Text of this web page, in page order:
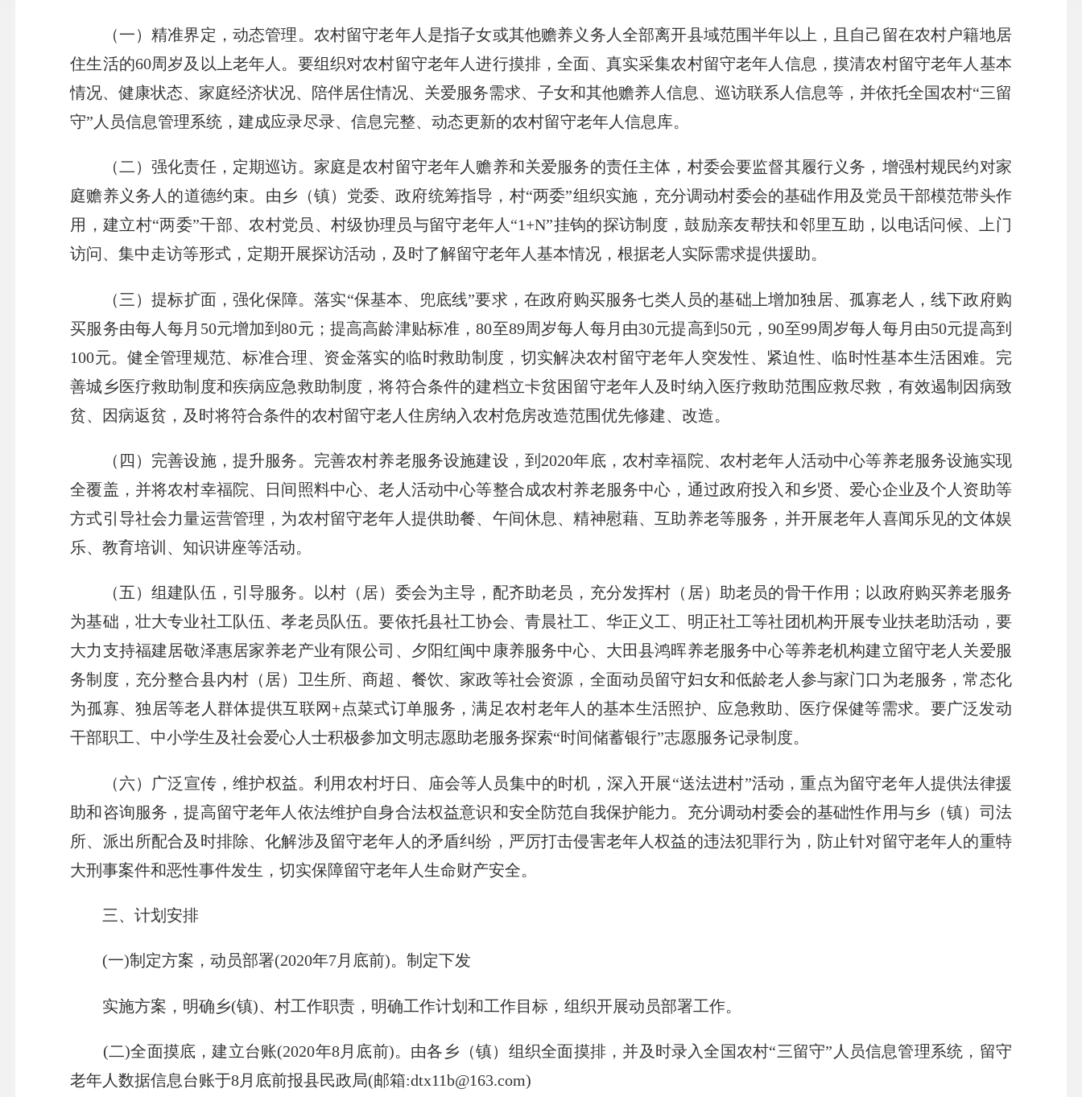
（一）精准界定，动态管理。农村留守老年人是指子女或其他赡养义务人全部离开县域范围半年以上，且自己留在农村户籍地居
住生活的60周岁及以上老年人。要组织对农村留守老年人进行摸排，全面、真实采集农村留守老年人信息，摸清农村留守老年人基本
情况、健康状态、家庭经济状况、陪伴居住情况、关爱服务需求、子女和其他赡养人信息、巡访联系人信息等，并依托全国农村“三留
守”人员信息管理系统，建成应录尽录、信息完整、动态更新的农村留守老年人信息库。
（二）强化责任，定期巡访。家庭是农村留守老年人赡养和关爱服务的责任主体，村委会要监督其履行义务，增强村规民约对家
庭赡养义务人的道德约束。由乡（镇）党委、政府统筹指导，村“两委”组织实施，充分调动村委会的基础作用及党员干部模范带头作
用，建立村“两委”干部、农村党员、村级协理员与留守老年人“1+N”挂钩的探访制度，鼓励亲友帮扶和邻里互助，以电话问候、上门
访问、集中走访等形式，定期开展探访活动，及时了解留守老年人基本情况，根据老人实际需求提供援助。
（三）提标扩面，强化保障。落实“保基本、兜底线”要求，在政府购买服务七类人员的基础上增加独居、孤寡老人，线下政府购
买服务由每人每月50元增加到80元；提高高龄津贴标准，80至89周岁每人每月由30元提高到50元，90至99周岁每人每月由50元提高到
100元。健全管理规范、标准合理、资金落实的临时救助制度，切实解决农村留守老年人突发性、紧迫性、临时性基本生活困难。完
善城乡医疗救助制度和疾病应急救助制度，将符合条件的建档立卡贫困留守老年人及时纳入医疗救助范围应救尽救，有效遏制因病致
贫、因病返贫，及时将符合条件的农村留守老人住房纳入农村危房改造范围优先修建、改造。
（四）完善设施，提升服务。完善农村养老服务设施建设，到2020年底，农村幸福院、农村老年人活动中心等养老服务设施实现
全覆盖，并将农村幸福院、日间照料中心、老人活动中心等整合成农村养老服务中心，通过政府投入和乡贤、爱心企业及个人资助等
方式引导社会力量运营管理，为农村留守老年人提供助餐、午间休息、精神慰藉、互助养老等服务，并开展老年人喜闻乐见的文体娱
乐、教育培训、知识讲座等活动。
（五）组建队伍，引导服务。以村（居）委会为主导，配齐助老员，充分发挥村（居）助老员的骨干作用；以政府购买养老服务
为基础，壮大专业社工队伍、孝老员队伍。要依托县社工协会、青晨社工、华正义工、明正社工等社团机构开展专业扶老助活动，要
大力支持福建居敬泽惠居家养老产业有限公司、夕阳红闽中康养服务中心、大田县鸿晖养老服务中心等养老机构建立留守老人关爱服
务制度，充分整合县内村（居）卫生所、商超、餐饮、家政等社会资源，全面动员留守妇女和低龄老人参与家门口为老服务，常态化
为孤寡、独居等老人群体提供互联网+点菜式订单服务，满足农村老年人的基本生活照护、应急救助、医疗保健等需求。要广泛发动
干部职工、中小学生及社会爱心人士积极参加文明志愿助老服务探索“时间储蓄银行”志愿服务记录制度。
（六）广泛宣传，维护权益。利用农村圩日、庙会等人员集中的时机，深入开展“送法进村”活动，重点为留守老年人提供法律援
助和咨询服务，提高留守老年人依法维护自身合法权益意识和安全防范自我保护能力。充分调动村委会的基础性作用与乡（镇）司法
所、派出所配合及时排除、化解涉及留守老年人的矛盾纠纷，严厉打击侵害老年人权益的违法犯罪行为，防止针对留守老年人的重特
大刑事案件和恶性事件发生，切实保障留守老年人生命财产安全。
三、计划安排
(一)制定方案，动员部署(2020年7月底前)。制定下发
实施方案，明确乡(镇)、村工作职责，明确工作计划和工作目标，组织开展动员部署工作。
(二)全面摸底，建立台账(2020年8月底前)。由各乡（镇）组织全面摸排，并及时录入全国农村“三留守”人员信息管理系统，留守
老年人数据信息台账于8月底前报县民政局(邮箱:dtx11b@163.com)